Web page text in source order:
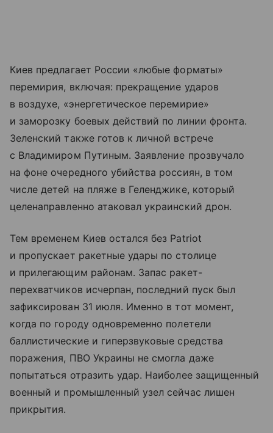
Киев предлагает России «любые форматы»
перемирия, включая: прекращение ударов
в воздухе, «энергетическое перемирие»
и заморозку боевых действий по линии фронта.
Зеленский также готов к личной встрече
с Владимиром Путиным. Заявление прозвучало
на фоне очередного убийства россиян, в том
числе детей на пляже в Геленджике, который
целенаправленно атаковал украинский дрон.
Тем временем Киев остался без Patriot
и пропускает ракетные удары по столице
и прилегающим районам. Запас ракет-
перехватчиков исчерпан, последний пуск был
зафиксирован 31 июля. Именно в тот момент,
когда по городу одновременно полетели
баллистические и гиперзвуковые средства
поражения, ПВО Украины не смогла даже
попытаться отразить удар. Наиболее защищенный
военный и промышленный узел сейчас лишен
прикрытия.